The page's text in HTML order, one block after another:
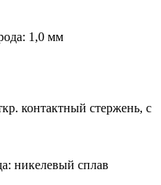
1,0 мм
контактный стержень, с
никелевый сплав